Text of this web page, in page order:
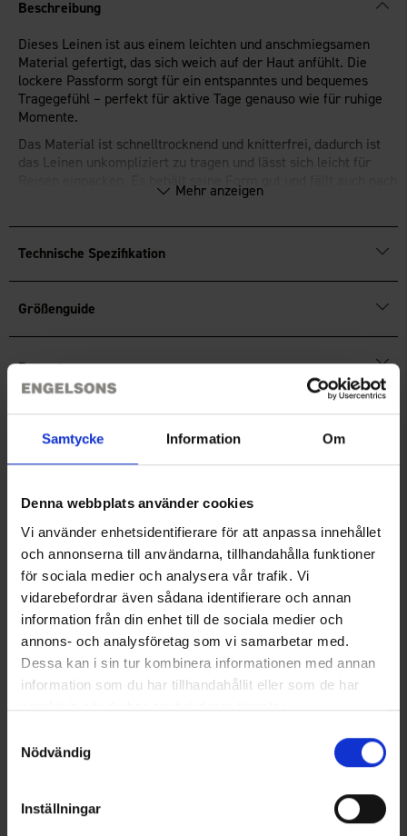
Samtycke Information Om
Denna webbplats använder cookies
Vi använder enhetsidentifierare för att anpassa innehållet
och annonserna till användarna, tillhandahålla funktioner
för sociala medier och analysera vår trafik. Vi
vidarebefordrar även sådana identifierare och annan
information från din enhet till de sociala medier och
annons- och analysföretag som vi samarbetar med.
Dessa kan i sin tur kombinera informationen med annan
information som du har tillhandahållit eller som de har
samlat in när du har använt deras tjänster.
Nödvändig
Inställningar
Beschreibung
Dieses Leinen ist aus einem leichten und anschmiegsamen
Material gefertigt, das sich weich auf der Haut anfühlt. Die
lockere Passform sorgt für ein entspanntes und bequemes
Tragegefühl – perfekt für aktive Tage genauso wie für ruhige
Momente.
Das Material ist schnelltrocknend und knitterfrei, dadurch ist
das Leinen unkompliziert zu tragen und lässt sich leicht für
dem Tragen und Waschen immer noch schön.
Locker sitzendes Modell mit weichem Tragegefühl
Leichtes, schnelltrocknendes und knitterfreies Material
Perfekt für Alltag und Freizeit
Mehr anzeigen
Technische Spezifikation
Größenguide
Bewertungen
Sie benötigen vielleicht auch
Funktions-Cap
Ab7,95 €
Sport-BH Support
Ab9,95 €
Ähnliche Produkte